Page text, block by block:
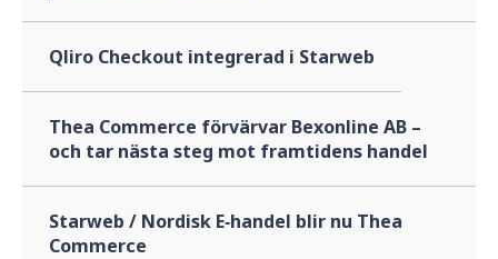
Qliro Checkout integrerad i Starweb
Thea Commerce förvärvar Bexonline AB –
och tar nästa steg mot framtidens handel
Starweb / Nordisk E‑handel blir nu Thea
Commerce